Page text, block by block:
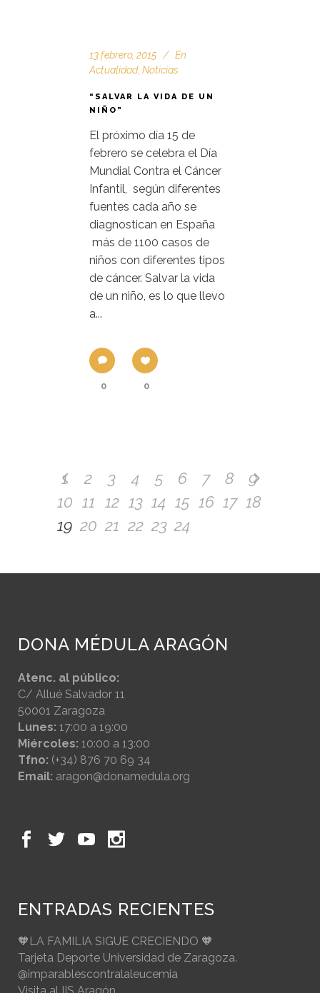
13 febrero, 2015
En
Actualidad, Noticias
“SALVAR LA VIDA DE UN
NIÑO”
El próximo día 15 de
febrero se celebra el Día
Mundial Contra el Cáncer
Infantil, según diferentes
fuentes cada año se
diagnostican en España
más de 1100 casos de
niños con diferentes tipos
de cáncer. Salvar la vida
de un niño, es lo que llevo
a...
0 0
1 2 3 4 5 6 7 8
9
10 11 12 13 14 15 16 17 18
19 20 21 22 23 24
DONA MÉDULA ARAGÓN
Atenc. al público:
C/ Allué Salvador 11
50001 Zaragoza
Lunes: 17:00 a 19:00
Miércoles: 10:00 a 13:00
Tfno: (+34) 876 70 69 34
Email: aragon@donamedula.org
ENTRADAS RECIENTES
🧡LA FAMILIA SIGUE CRECIENDO 🧡
Tarjeta Deporte Universidad de Zaragoza.
@imparablescontralaleucemia